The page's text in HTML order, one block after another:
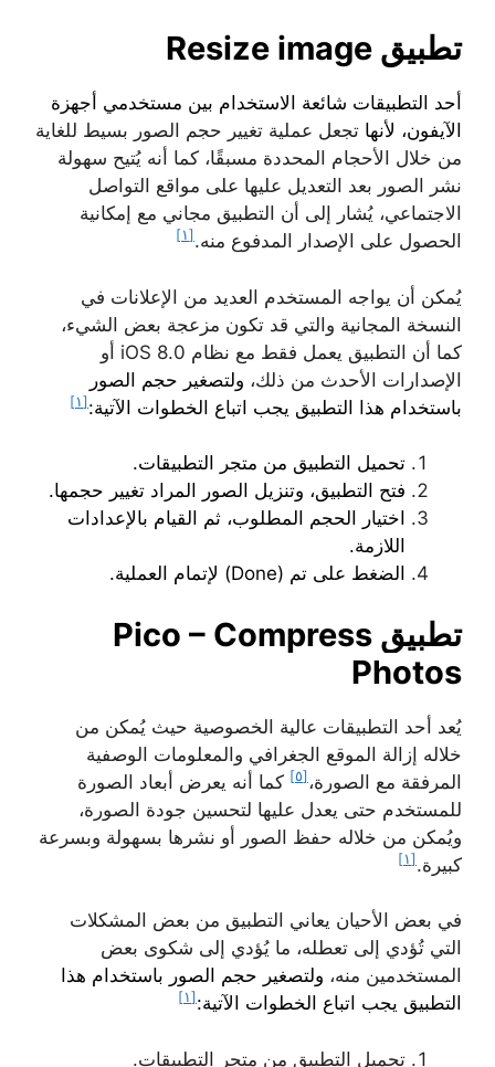
تطبيق Resize image
أحد التطبيقات شائعة الاستخدام بين مستخدمي أجهزة
الآيفون، لأنها تجعل عملية تغيير حجم الصور بسيط للغاية
من خلال الأحجام المحددة مسبقًا، كما أنه يُتيح سهولة
نشر الصور بعد التعديل عليها على مواقع التواصل
الاجتماعي، يُشار إلى أن التطبيق مجاني مع إمكانية
الحصول على الإصدار المدفوع منه. [١]
يُمكن أن يواجه المستخدم العديد من الإعلانات في
النسخة المجانية والتي قد تكون مزعجة بعض الشيء،
كما أن التطبيق يعمل فقط مع نظام iOS 8.0 أو
الإصدارات الأحدث من ذلك، ولتصغير حجم الصور
باستخدام هذا التطبيق يجب اتباع الخطوات الآتية: [١]
تحميل التطبيق من متجر التطبيقات.
فتح التطبيق، وتنزيل الصور المراد تغيير حجمها.
اختيار الحجم المطلوب، ثم القيام بالإعدادات
اللازمة.
الضغط على تم (Done) لإتمام العملية.
تطبيق Pico – Compress
Photos
يُعد أحد التطبيقات عالية الخصوصية حيث يُمكن من
خلاله إزالة الموقع الجغرافي والمعلومات الوصفية
المرفقة مع الصورة، [٥]
كما أنه يعرض أبعاد الصورة
للمستخدم حتى يعدل عليها لتحسين جودة الصورة،
ويُمكن من خلاله حفظ الصور أو نشرها بسهولة وبسرعة
كبيرة. [١]
في بعض الأحيان يعاني التطبيق من بعض المشكلات
التي تُؤدي إلى تعطله، ما يُؤدي إلى شكوى بعض
المستخدمين منه، ولتصغير حجم الصور باستخدام هذا
التطبيق يجب اتباع الخطوات الآتية: [١]
تحميل التطبيق من متجر التطبيقات.